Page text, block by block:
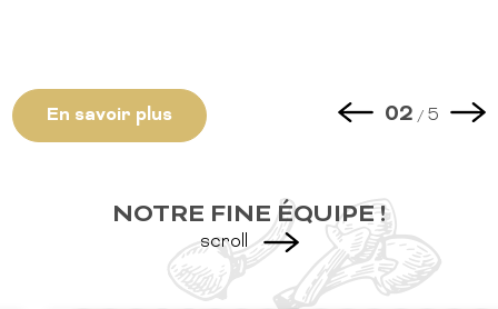
En savoir plus 01 / 5
En savoir plus 02 / 5
En savoir plus 03 / 5
En savoir plus 04 / 5
En savoir plus 05 / 5
NOTRE FINE ÉQUIPE !
scroll